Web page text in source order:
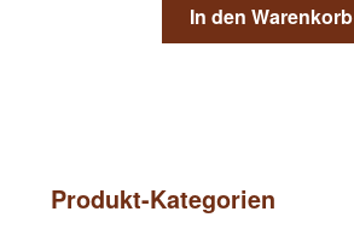
In den Warenkorb
Produkt-Kategorien